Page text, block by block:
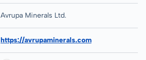
Avrupa Minerals Ltd.
https://avrupaminerals.com